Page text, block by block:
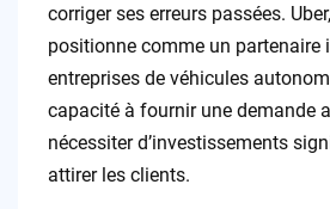
corriger ses erreurs passées.
positionne comme un partenaire
entreprises de véhicules
capacité à fournir une demande
nécessiter d’investissements
attirer les clients.